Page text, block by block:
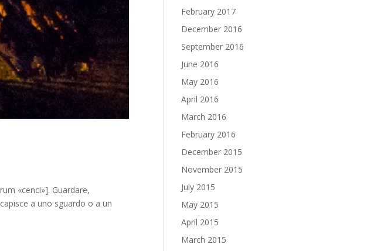
«cenci»]. Guardare,
a uno sguardo o a un
February 2017
December 2016
September 2016
June 2016
May 2016
April 2016
March 2016
February 2016
December 2015
November 2015
July 2015
May 2015
April 2015
March 2015